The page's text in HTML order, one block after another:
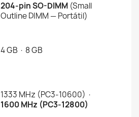
204-pin SO-DIMM (Small
Outline DIMM — Portátil)
4 GB · 8 GB
1333 MHz (PC3-10600) ·
1600 MHz (PC3-12800)